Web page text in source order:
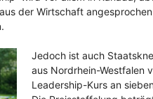
der Wirtschaft
Jedoch ist auch
aus Nordrhein-Westfalen
Leadership-Kurs an